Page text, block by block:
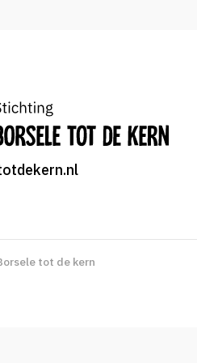
tot de kern